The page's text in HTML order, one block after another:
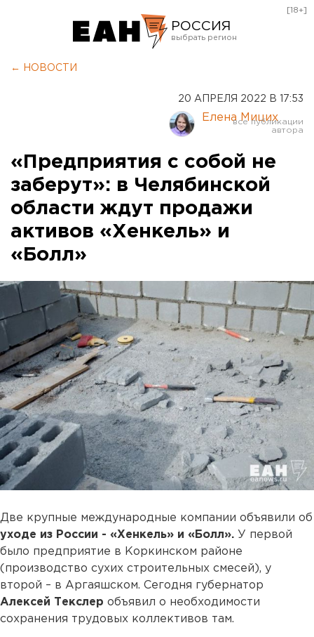
РОССИЯ
Курган
Оренбург
[18+]
← НОВОСТИ
20 АПРЕЛЯ 2022 В 17:53
Елена Мицих
«Предприятия с собой не
заберут»: в Челябинской
области ждут продажи
активов «Хенкель» и
«Болл»
Две крупные международные компании объявили об
уходе из России - «Хенкель» и «Болл». У первой
было предприятие в Коркинском районе
(производство сухих строительных смесей), у
второй – в Аргаяшском. Сегодня губернатор
Алексей Текслер объявил о необходимости
сохранения трудовых коллективов там.